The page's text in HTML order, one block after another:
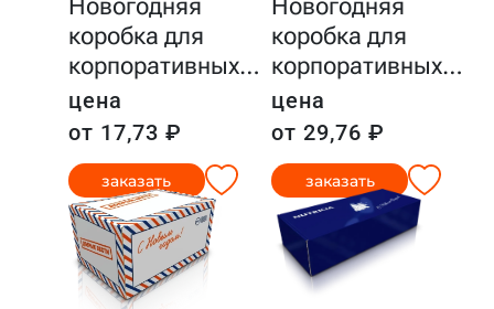
коробка для
корпоративных…
цена
от 17,73 ₽
заказать
коробка для
корпоративных…
цена
от 29,76 ₽
заказать